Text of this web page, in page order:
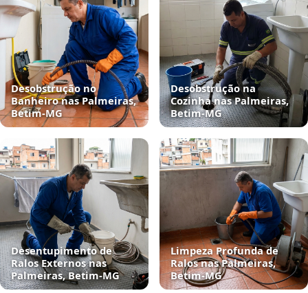
Desobstrução no
Banheiro nas Palmeiras,
Betim‑MG
Desobstrução na
Cozinha nas Palmeiras,
Betim‑MG
Desentupimento de
Ralos Externos nas
Palmeiras, Betim‑MG
Limpeza Profunda de
Ralos nas Palmeiras,
Betim‑MG